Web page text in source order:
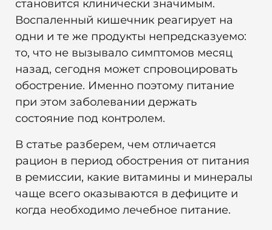
становится клинически значимым.
Воспаленный кишечник реагирует на
одни и те же продукты непредсказуемо:
то, что не вызывало симптомов месяц
назад, сегодня может спровоцировать
обострение. Именно поэтому питание
при этом заболевании держать
состояние под контролем.
В статье разберем, чем отличается
рацион в период обострения от питания
в ремиссии, какие витамины и минералы
чаще всего оказываются в дефиците и
когда необходимо лечебное питание.